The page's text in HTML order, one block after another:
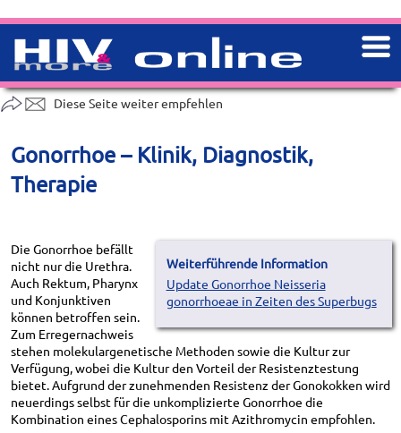
Gonorrhoe – Klinik, Diagnostik,
Therapie
Weiterführende Information
Update Gonorrhoe Neisseria
gonorrhoeae in Zeiten des Superbugs
Die Gonorrhoe befällt
nicht nur die Urethra.
Auch Rektum, Pharynx
und Konjunktiven
können betroffen sein.
Zum Erregernachweis
stehen molekulargenetische Methoden sowie die Kultur zur
Verfügung, wobei die Kultur den Vorteil der Resistenztestung
bietet. Aufgrund der zunehmenden Resistenz der Gonokokken wird
neuerdings selbst für die unkomplizierte Gonorrhoe die
Kombination eines Cephalosporins mit Azithromycin empfohlen.
Diese Seite weiter empfehlen